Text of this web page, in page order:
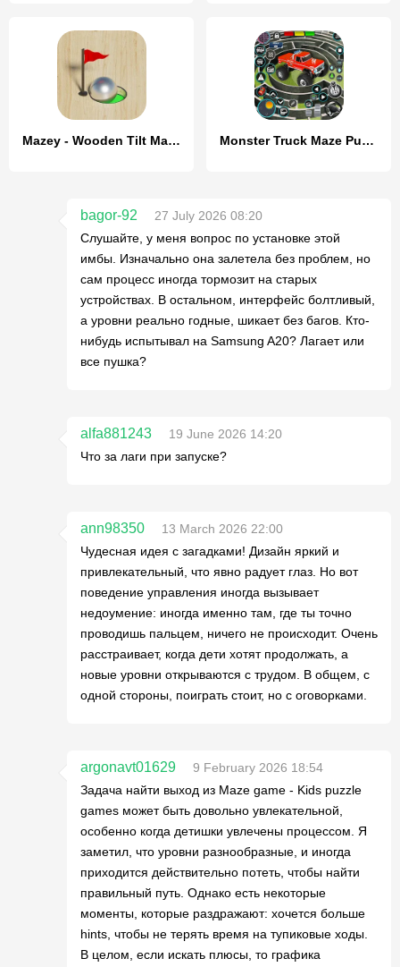
Mazey - Wooden Tilt Maze Game Monster Truck Maze Puzzle Game
bagor-92
27 July 2026 08:20
Слушайте, у меня вопрос по установке этой
имбы. Изначально она залетела без проблем, но
сам процесс иногда тормозит на старых
устройствах. В остальном, интерфейс болтливый,
а уровни реально годные, шикает без багов. Кто-
нибудь испытывал на Samsung A20? Лагает или
все пушка?
alfa881243
19 June 2026 14:20
Что за лаги при запуске?
ann98350
13 March 2026 22:00
Чудесная идея с загадками! Дизайн яркий и
привлекательный, что явно радует глаз. Но вот
поведение управления иногда вызывает
недоумение: иногда именно там, где ты точно
проводишь пальцем, ничего не происходит. Очень
расстраивает, когда дети хотят продолжать, а
новые уровни открываются с трудом. В общем, с
одной стороны, поиграть стоит, но с оговорками.
argonavt01629
9 February 2026 18:54
Задача найти выход из Maze game - Kids puzzle
games может быть довольно увлекательной,
особенно когда детишки увлечены процессом. Я
заметил, что уровни разнообразные, и иногда
приходится действительно потеть, чтобы найти
правильный путь. Однако есть некоторые
моменты, которые раздражают: хочется больше
hints, чтобы не терять время на тупиковые ходы.
В целом, если искать плюсы, то графика